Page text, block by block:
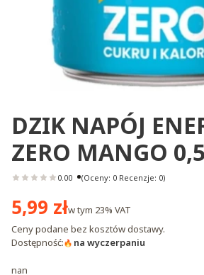
DZIK NAPÓJ
ZERO MANGO
0.00 (Oceny: 0 Recenzje: 0)
Cena
5,99 złw tym 23% VAT
Ceny podane bez kosztów dostawy.
Dostępność:
na wyczerpaniu
nan